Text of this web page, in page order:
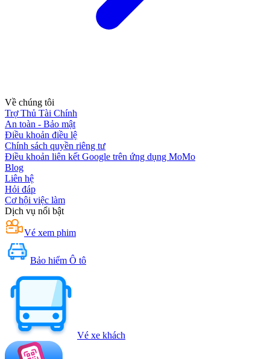
Về chúng tôi
Trợ Thủ Tài Chính
An toàn - Bảo mật
Điều khoản điều lệ
Chính sách quyền riêng tư
Điều khoản liên kết Google trên ứng dụng MoMo
Blog
Liên hệ
Hỏi đáp
Cơ hội việc làm
Dịch vụ nổi bật
Vé xem phim
Bảo hiểm Ô tô
Vé xe khách